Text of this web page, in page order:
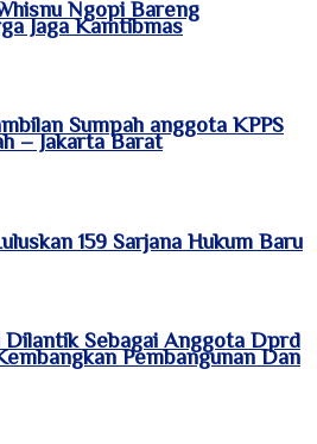
Ngopi Bareng
Jaga Kamtibmas
Sumpah anggota KPPS
– Jakarta Barat
159 Sarjana Hukum Baru
Dilantik Sebagai Anggota Dprd
Pembangunan Dan